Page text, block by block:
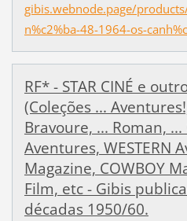
gibis.webnode.page/
n%c2%ba-48-1964-os-
RF* - STAR CINÉ e
(Coleções ...
Bravoure, ... Roman, ...
Aventures, WESTERN
Magazine, COWBOY
Film, etc - Gibis
décadas 1950/60.